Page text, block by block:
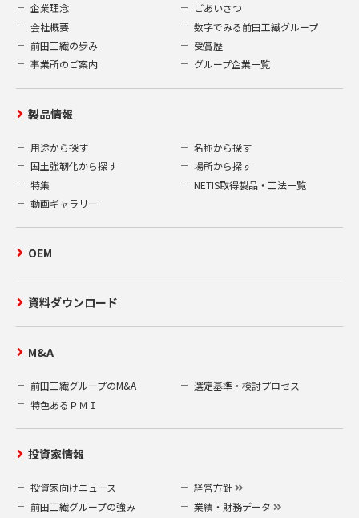
企業理念
ごあいさつ
会社概要
数字でみる前田工繊グループ
前田工繊の歩み
受賞歴
事業所のご案内
グループ企業一覧
製品情報
用途から探す
名称から探す
国土強靭化から探す
場所から探す
特集
NETIS取得製品・工法一覧
動画ギャラリー
OEM
資料ダウンロード
M&A
前田工繊グループのM&A
選定基準・検討プロセス
特色あるＰＭＩ
投資家情報
投資家向けニュース
経営方針
前田工繊グループの強み
業績・財務データ